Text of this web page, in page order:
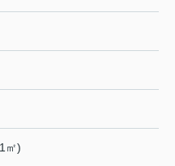
㎡)